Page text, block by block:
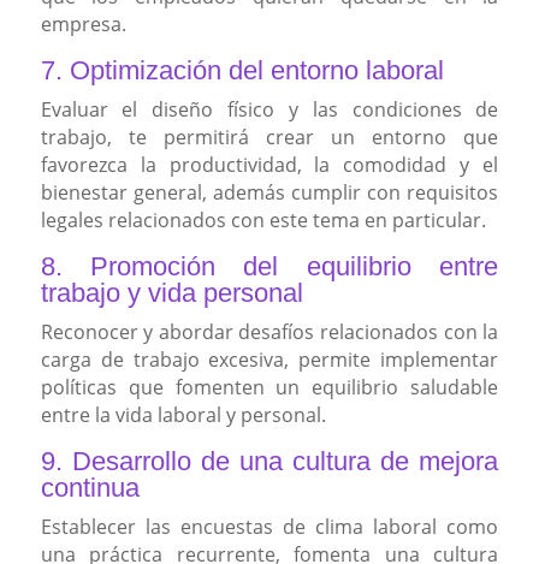
empresa.
7. Optimización del entorno laboral
Evaluar el diseño físico y las condiciones de
trabajo, te permitirá crear un entorno que
favorezca la productividad, la comodidad y el
bienestar general, además cumplir con requisitos
legales relacionados con este tema en particular.
8. Promoción del equilibrio entre
trabajo y vida personal
Reconocer y abordar desafíos relacionados con la
carga de trabajo excesiva, permite implementar
políticas que fomenten un equilibrio saludable
entre la vida laboral y personal.
9. Desarrollo de una cultura de mejora
continua
Establecer las encuestas de clima laboral como
una práctica recurrente, fomenta una cultura